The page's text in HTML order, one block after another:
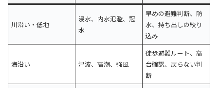
川沿い・低地
浸水、内水氾濫、冠
水
早めの避難判断、防
水、持ち出しの絞り
込み
海沿い 津波、高潮、強風
徒歩避難ルート、高
台確認、戻らない判
断